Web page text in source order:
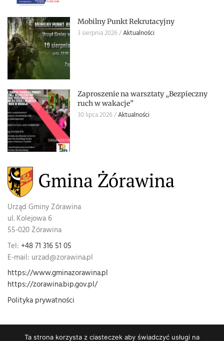
Mobilny Punkt Rekrutacyjny
3 sierpnia 2026 Aktualności
Zaproszenie na warsztaty „Bezpieczny
ruch w wakacje”
30 lipca 2026 Aktualności
Urząd Gminy Zórawina
ul. Kolejowa 6
55-020 Żórawina
Tel: +48 71 316 51 05
E-mail: urzad@zorawina.pl
https://www.gminazorawina.pl
https://zorawina.bip.gov.pl/
Polityka prywatności
Ta strona korzysta z ciasteczek aby świadczyć usługi na